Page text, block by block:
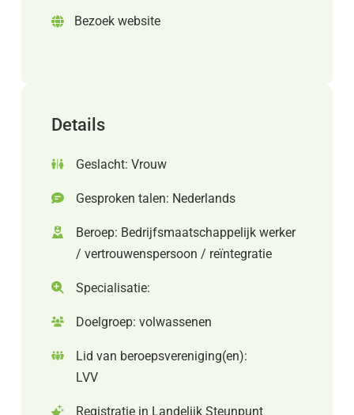
Bezoek website
Details
Geslacht: Vrouw
Gesproken talen: Nederlands
Beroep: Bedrijfsmaatschappelijk werker
/ vertrouwenspersoon / reïntegratie
Specialisatie:
Doelgroep: volwassenen
Lid van beroepsvereniging(en):
LVV
Registratie in Landelijk Steunpunt